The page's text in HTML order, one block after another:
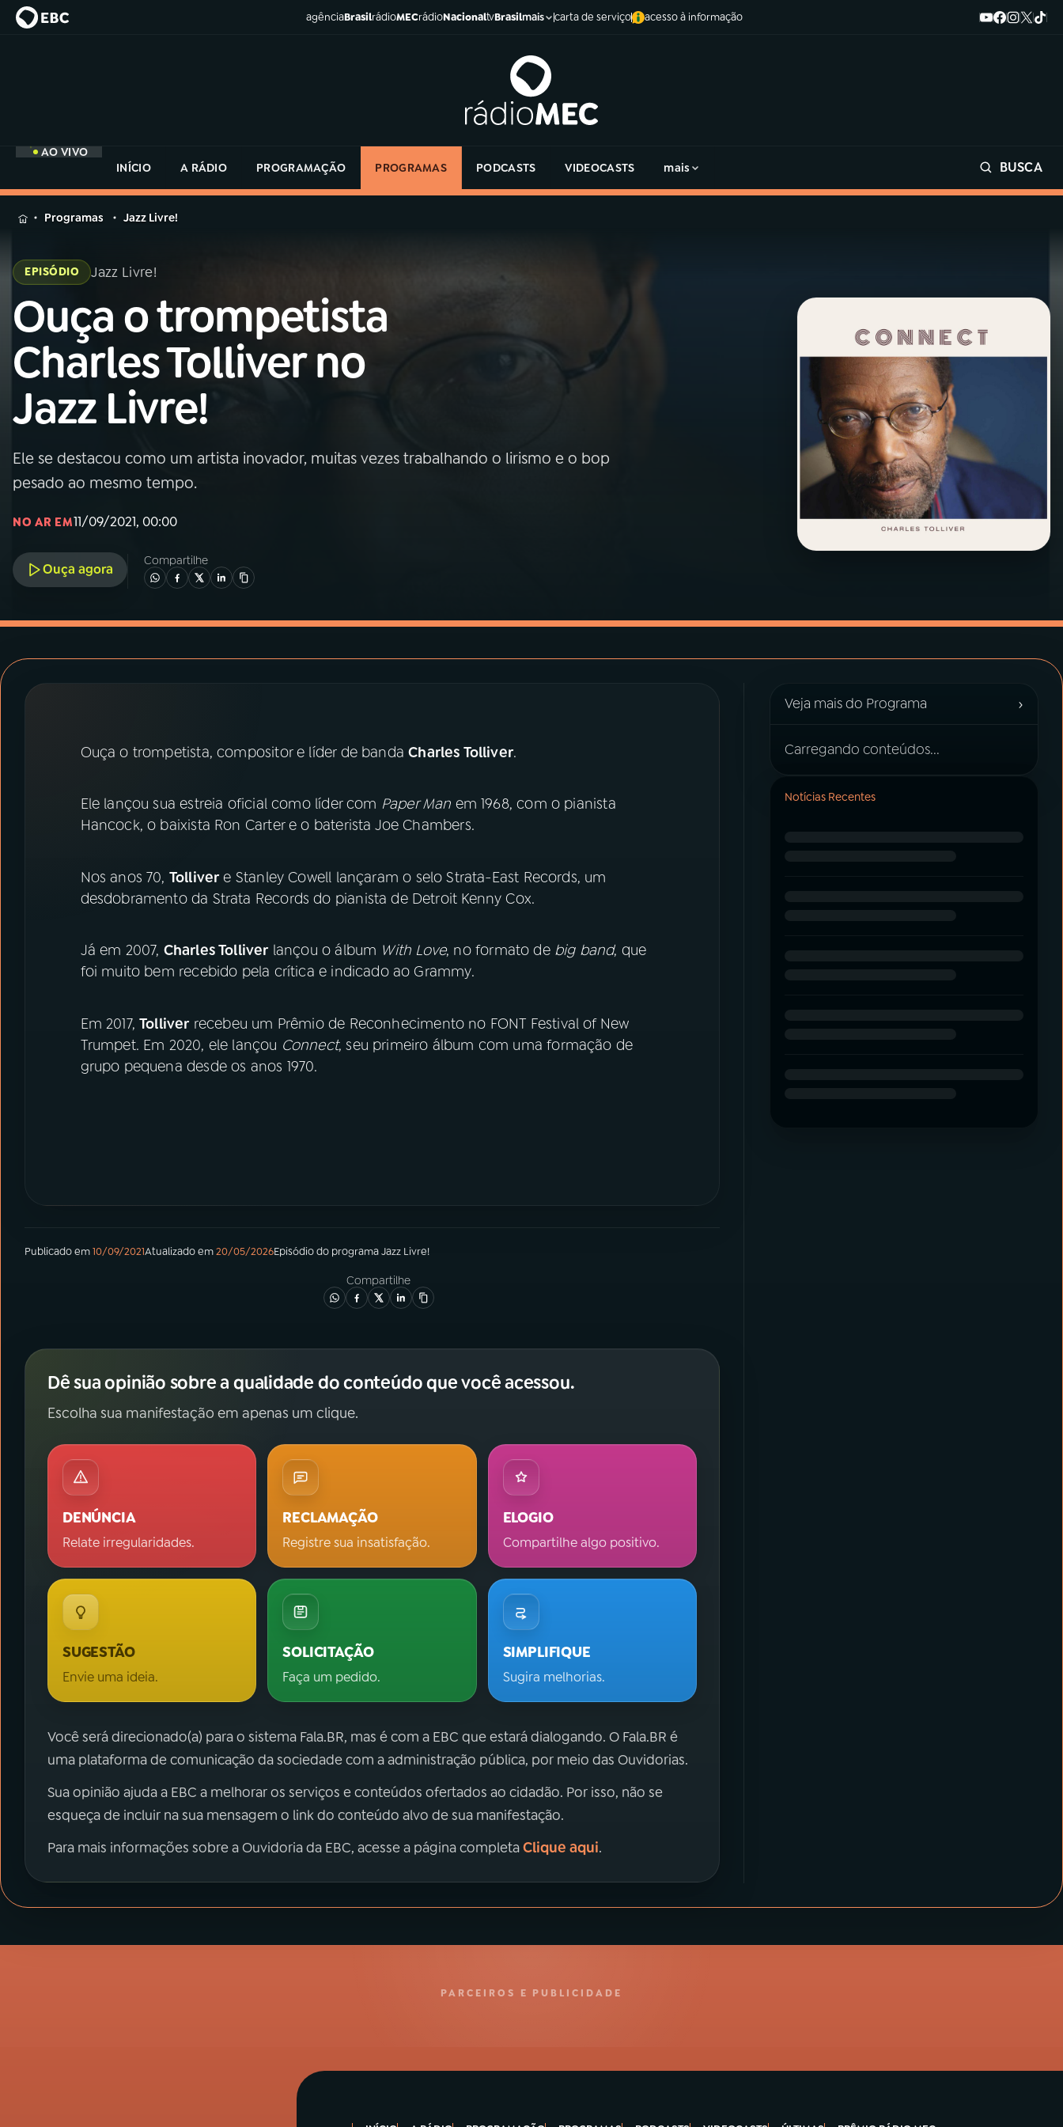
agênciaBrasilrádioMECrádioNacionaltvBrasilmais carta de serviço acesso à informação
AO VIVO
INÍCIO
A RÁDIO PROGRAMAÇÃO PROGRAMAS PODCASTS VIDEOCASTS mais BUSCA
MENU
Buscar
na
Rádio
MEC
Início AO VIVO
01INÍCIO
A RÁDIO
04PROGRAMAS
06VIDEOCASTS
PRÊMIO RÁDIO MEC
ACOMPANHE A RÁDIO MEC
Instagram X
na
Rádio
Programas Jazz Livre!
EPISÓDIO Jazz Livre!
Ouça o trompetista
Charles Tolliver no
Jazz Livre!
Ele se destacou como um artista inovador, muitas vezes trabalhando o lirismo e o bop
pesado ao mesmo tempo.
NO AR EM11/09/2021, 00:00
Ouça agora
Compartilhe
Ouça o trompetista, compositor e líder de bandaCharles Tolliver.
Ele lançou sua estreia oficial como líder com Paper Man em 1968, com o pianista
Hancock, o baixista Ron Carter e o baterista Joe Chambers.
Nos anos 70, Tollivere Stanley Cowell lançaram o selo Strata-East Records, um
desdobramento da Strata Records do pianista de Detroit Kenny Cox.
Já em 2007, Charles Tolliverlançou o álbum With Love, no formato de big band, que
foi muito bem recebido pela crítica e indicado ao Grammy.
Em 2017,Tolliverrecebeu um Prêmio de Reconhecimento no FONT Festival of New
Trumpet. Em 2020, ele lançou Connect, seu primeiro álbum com uma formação de
grupo pequena desde os anos 1970.
Publicado em10/09/2021Atualizado em20/05/2026Episódiodo programaJazz Livre!
Compartilhe
Dê sua opinião sobre a qualidade do conteúdo que você acessou.
Escolha sua manifestação em apenas um clique.
DENÚNCIA
Relate irregularidades.
RECLAMAÇÃO
Registre sua insatisfação.
ELOGIO
Compartilhe algo positivo.
SUGESTÃO
Envie uma ideia.
SOLICITAÇÃO
Faça um pedido.
SIMPLIFIQUE
Sugira melhorias.
Você será direcionado(a) para o sistema Fala.BR, mas é com a EBC que estará dialogando. O Fala.BR é
uma plataforma de comunicação da sociedade com a administração pública, por meio das Ouvidorias.
Sua opinião ajuda a EBC a melhorar os serviços e conteúdos ofertados ao cidadão. Por isso, não se
esqueça de incluir na sua mensagem o link do conteúdo alvo de sua manifestação.
Para mais informações sobre a Ouvidoria da EBC, acesse a página completaClique aqui.
Veja mais do Programa ›
Carregando conteúdos...
Notícias Recentes
PARCEIROS E PUBLICIDADE